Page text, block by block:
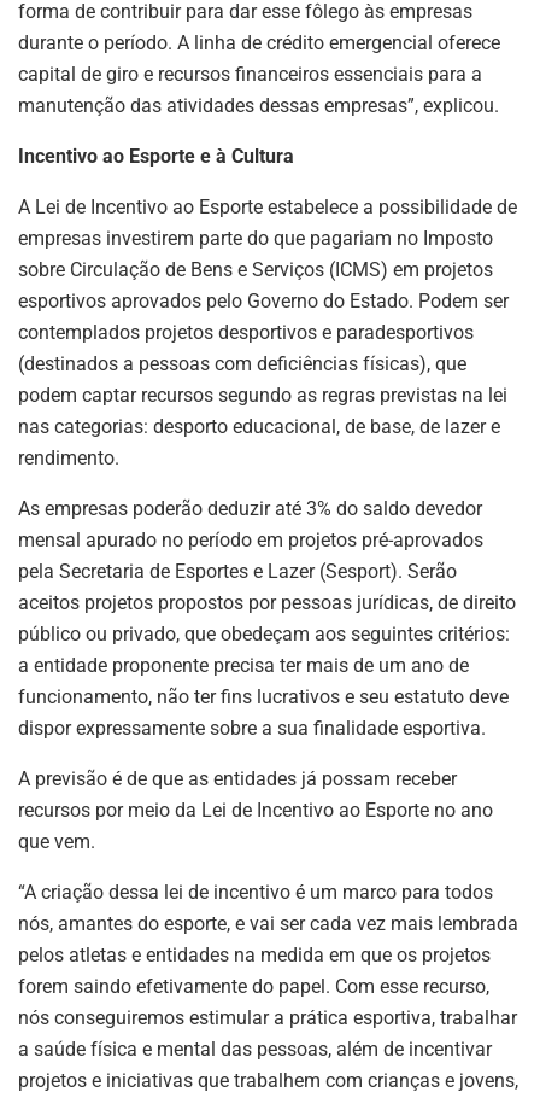
forma de contribuir para dar esse fôlego às empresas
durante o período. A linha de crédito emergencial oferece
capital de giro e recursos financeiros essenciais para a
manutenção das atividades dessas empresas”, explicou.
Incentivo ao Esporte e à Cultura
A Lei de Incentivo ao Esporte estabelece a possibilidade de
empresas investirem parte do que pagariam no Imposto
sobre Circulação de Bens e Serviços (ICMS) em projetos
esportivos aprovados pelo Governo do Estado. Podem ser
contemplados projetos desportivos e paradesportivos
(destinados a pessoas com deficiências físicas), que
podem captar recursos segundo as regras previstas na lei
nas categorias: desporto educacional, de base, de lazer e
rendimento.
As empresas poderão deduzir até 3% do saldo devedor
mensal apurado no período em projetos pré-aprovados
pela Secretaria de Esportes e Lazer (Sesport). Serão
aceitos projetos propostos por pessoas jurídicas, de direito
público ou privado, que obedeçam aos seguintes critérios:
a entidade proponente precisa ter mais de um ano de
funcionamento, não ter fins lucrativos e seu estatuto deve
dispor expressamente sobre a sua finalidade esportiva.
A previsão é de que as entidades já possam receber
recursos por meio da Lei de Incentivo ao Esporte no ano
que vem.
“A criação dessa lei de incentivo é um marco para todos
nós, amantes do esporte, e vai ser cada vez mais lembrada
pelos atletas e entidades na medida em que os projetos
forem saindo efetivamente do papel. Com esse recurso,
nós conseguiremos estimular a prática esportiva, trabalhar
a saúde física e mental das pessoas, além de incentivar
projetos e iniciativas que trabalhem com crianças e jovens,